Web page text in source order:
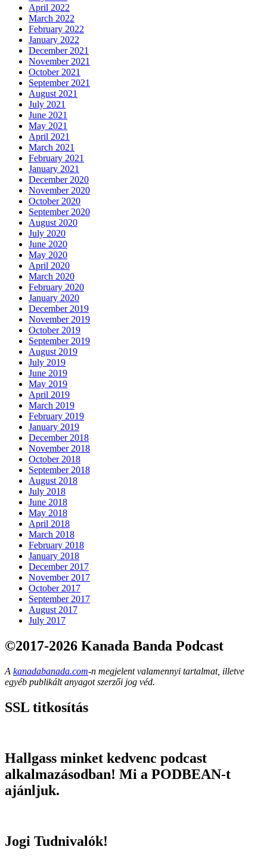
April 2022
March 2022
February 2022
January 2022
December 2021
November 2021
October 2021
September 2021
August 2021
July 2021
June 2021
May 2021
April 2021
March 2021
February 2021
January 2021
December 2020
November 2020
October 2020
September 2020
August 2020
July 2020
June 2020
May 2020
April 2020
March 2020
February 2020
January 2020
December 2019
November 2019
October 2019
September 2019
August 2019
July 2019
June 2019
May 2019
April 2019
March 2019
February 2019
January 2019
December 2018
November 2018
October 2018
September 2018
August 2018
July 2018
June 2018
May 2018
April 2018
March 2018
February 2018
January 2018
December 2017
November 2017
October 2017
September 2017
August 2017
July 2017
©2017-2026 Kanada Banda Podcast
A kanadabanada.com-n megjelent valamennyi tartalmat, illetve
egyéb publikált anyagot szerzői jog véd.
SSL titkosítás
Hallgass minket kedvenc podcast
alkalmazásodban! Mi a PODBEAN-t
ajánljuk.
Jogi Tudnivalók!